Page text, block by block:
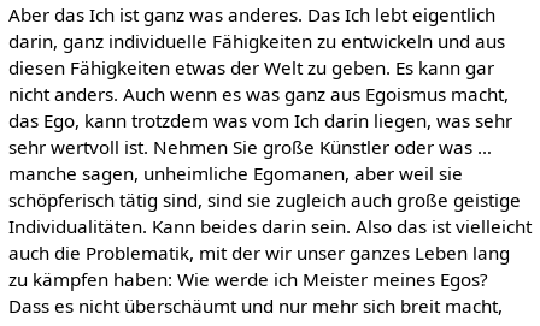
Aber das Ich ist ganz was anderes. Das Ich lebt eigentlich
darin, ganz individuelle Fähigkeiten zu entwickeln und aus
diesen Fähigkeiten etwas der Welt zu geben. Es kann gar
nicht anders. Auch wenn es was ganz aus Egoismus macht,
das Ego, kann trotzdem was vom Ich darin liegen, was sehr
sehr wertvoll ist. Nehmen Sie große Künstler oder was …
manche sagen, unheimliche Egomanen, aber weil sie
schöpferisch tätig sind, sind sie zugleich auch große geistige
Individualitäten. Kann beides darin sein. Also das ist vielleicht
auch die Problematik, mit der wir unser ganzes Leben lang
zu kämpfen haben: Wie werde ich Meister meines Egos?
Dass es nicht überschäumt und nur mehr sich breit macht,